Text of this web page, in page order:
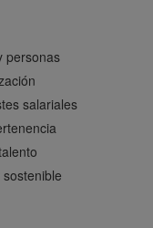
personas
salariales